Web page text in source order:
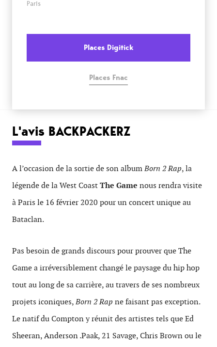
Paris
Places Digitick
Places Fnac
L'avis BACKPACKERZ
A l’occasion de la sortie de son albumBorn 2 Rap, la
légende de la West CoastThe Game nous rendra visite
à Paris le 16 février 2020 pour un concert unique au
Bataclan.
Pas besoin de grands discours pour prouver que The
Game a irréversiblement changé le paysage du hip hop
tout au long de sa carrière, au travers de ses nombreux
projets iconiques,Born 2 Rap ne faisant pas exception.
Le natif du Compton y réunit des artistes tels que Ed
Sheeran, Anderson .Paak, 21 Savage, Chris Brown ou le